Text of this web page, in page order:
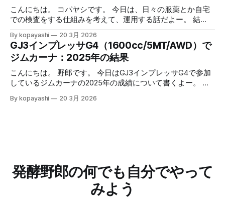
ただ、やっぱりちょっと不満というか、アップルウォッチで
H9の値を見れないのって不便だよなーって思ってました。
ング的なランニングにAppleWatchも併用開始 冬場の心拍数
トレーニング的なランニング 続きはリンクからどうぞー。
記事一覧はこちら：制御と観察の記録 （過去記事一覧はこ
ちら）
身が半額になっていると鮭とば的な何かを作りたくなって買
ってしまいます。 鮭とば的な何かの作り方 作り方： 1. サー
3. 両面強めの塩コショウをしてすりこむ 4. 網の上に乗せ
て、お皿に乗せて、冷蔵庫で乾燥させる 1. 日数はお好みで
2. 半生～ガチガチまで調整可能 5. 可能なら毎日裏返す 6. 取
り出して適当な大きさに切って食べる 7. 美味しいねー 安全
について 簡単だけど、このやり方が出来上がる何かはそも
そも「鮭とば」なのかとか、食中毒を予防できているのか、
アニサキスなど寄生虫は大丈夫か、とかは不明です。 安全
こんにちは。 コパヤシです。 今日は、日々の服薬とか自宅
での検査をする仕組みを考えて、運用する話だよー。 結
最適化していけばいいのかなと思うよー。 緒言 コパヤシは
知命って50代なんだけど、いままで病気らしい病気をしたこ
ともありませんでした。最近になって子供が病気になった
り、自分も喘息と判明したりと、服薬や自宅での検査（検
尿）をすることになりました。そのときの思考過程や試行錯
しに次男（当時３歳）の太ももを触った時、なんだかいつも
で、長期の服薬が予想されるし、状況が悪いほうに倒れると
後遺症とか副作用が出そう。服薬は絶対忘れたらいけない。
By kopayashi 20 3月 2026
GJ3インプレッサG4（1600cc/5MT/AWD）で
ジムカーナ：2025年の結果
こんにちは。 野郎です。 今日はGJ3インプレッサG4で参加
しているジムカーナの2025年の成績について書くよー。 結
ひゃっほー。 GJ3インプレッサG4に乗り換えた 何年かNCロ
かジムカーナがやりたくなったら走れるだろうって考えたの
もこの車にした要因でした。 2024年 多分だけど、2024年の
夏くらいに、初心者歓迎を明言している草ジムカーナってい
うの？公式ではない隔月開催の大会に混ぜてもらうようにな
By kopayashi 20 3月 2026
発酵野郎の何でも自分でやって
みよう